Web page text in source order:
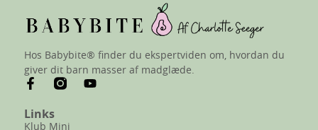
Hos Babybite® finder du ekspertviden om, hvordan du
giver dit barn masser af madglæde.
Links
Klub Mini